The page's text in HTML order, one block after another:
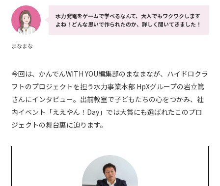
まなまな
水力発電をゲームで学べるなんて、大人でもワクワクします
よね！どんな思いで作られたのか、詳しく聞いてきました！
今回は、かんでんWITH YOU編集部のまなまなが、ハイドロクラ
フトのプロジェクトを担う水力事業本部 HpXグループの岩立篤
さんにインタビュー。出前教室で子どもたちの心をつかみ、社
内イベント「ええやん！Day」では大賞にも選ばれたこのプロ
ジェクトの舞台裏に迫ります。